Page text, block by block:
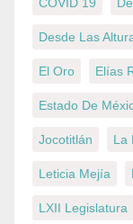
Desde Las
El Oro Elías
Estado De
Jocotitlán La
Leticia Mejía
LXII Legislatura